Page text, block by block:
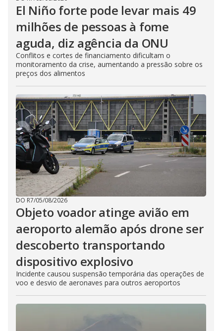
El Niño forte pode levar mais 49
milhões de pessoas à fome
aguda, diz agência da ONU
Conflitos e cortes de financiamento dificultam o
monitoramento da crise, aumentando a pressão sobre os
preços dos alimentos
DO R7/05/08/2026
Objeto voador atinge avião em
aeroporto alemão após drone ser
descoberto transportando
dispositivo explosivo
Incidente causou suspensão temporária das operações de
voo e desvio de aeronaves para outros aeroportos